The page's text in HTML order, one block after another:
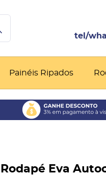
Painéis Ripados
Rodapé Eva